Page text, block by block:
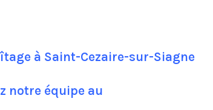
à Saint-Cezaire-sur-Siagne
notre équipe au